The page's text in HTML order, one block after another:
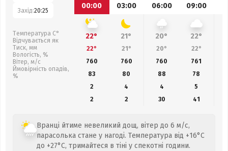
Захід:20:25
Температура С°
Відчувається як
Тиск, мм
Вологість, %
Вітер, м/с
Ймовірність опадів,
%
00:00
03:00 06:00 09:00
22° 21° 20° 22°
22° 21° 20° 22°
760
760 760 761
83
80 88 78
2
4 4
5
2
2 30 41
Вранці йтиме невеликий дощ, вітер до 6 м/с,
парасолька стане у нагоді. Температура від +16°C
до +27°C, тримайтеся в тіні у спекотні години.